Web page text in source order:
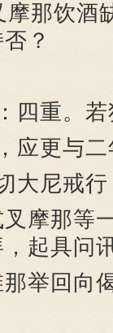
那饮酒
？
重。若
更与二
尼戒行
那等
起具问
回向